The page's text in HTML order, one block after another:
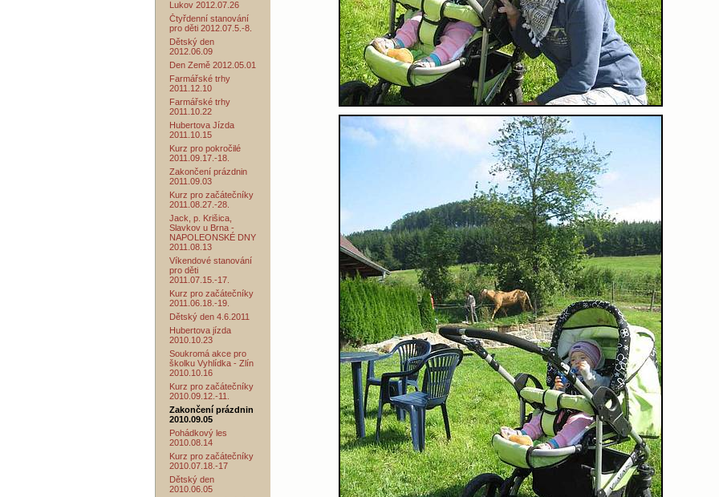
Lukov 2012.07.26
Čtyřdenní stanování
pro děti 2012.07.5.-8.
Dětský den
2012.06.09
Den Země 2012.05.01
Farmářské trhy
2011.12.10
Farmářské trhy
2011.10.22
Hubertova Jízda
2011.10.15
Kurz pro pokročilé
2011.09.17.-18.
Zakončení prázdnin
2011.09.03
Kurz pro začátečníky
2011.08.27.-28.
Jack, p. Krišica,
Slavkov u Brna -
NAPOLEONSKÉ DNY
2011.08.13
Víkendové stanování
pro děti
2011.07.15.-17.
Kurz pro začátečníky
2011.06.18.-19.
Dětský den 4.6.2011
Hubertova jízda
2010.10.23
Soukromá akce pro
školku Vyhlídka - Zlín
2010.10.16
Kurz pro začátečníky
2010.09.12.-11.
Zakončení prázdnin
2010.09.05
Pohádkový les
2010.08.14
Kurz pro začátečníky
2010.07.18.-17
Dětský den
2010.06.05